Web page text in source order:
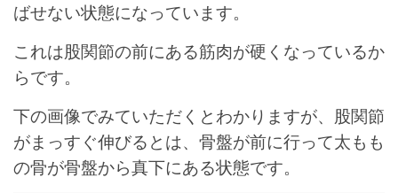
ばせない状態になっています。
これは股関節の前にある筋肉が硬くなっているか
らです。
下の画像でみていただくとわかりますが、股関節
がまっすぐ伸びるとは、骨盤が前に行って太もも
の骨が骨盤から真下にある状態です。